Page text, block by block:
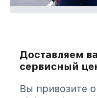
Доставляем
сервисный
Вы привозите